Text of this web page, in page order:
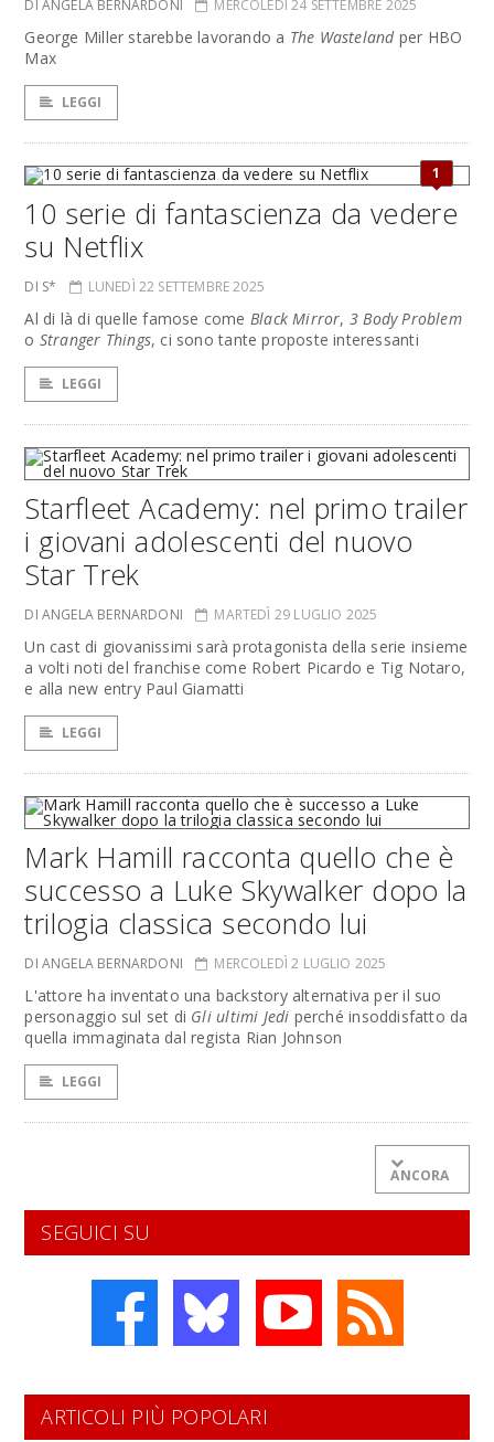
DI ANGELA BERNARDONI MERCOLEDÌ 24 SETTEMBRE 2025
George Miller starebbe lavorando a The Wasteland per HBO
Max
LEGGI
1
10 serie di fantascienza da vedere
su Netflix
DI S* LUNEDÌ 22 SETTEMBRE 2025
Al di là di quelle famose come Black Mirror, 3 Body Problem
o Stranger Things, ci sono tante proposte interessanti
LEGGI
Starfleet Academy: nel primo trailer
i giovani adolescenti del nuovo
Star Trek
DI ANGELA BERNARDONI MARTEDÌ 29 LUGLIO 2025
Un cast di giovanissimi sarà protagonista della serie insieme
a volti noti del franchise come Robert Picardo e Tig Notaro,
e alla new entry Paul Giamatti
LEGGI
Mark Hamill racconta quello che è
successo a Luke Skywalker dopo la
trilogia classica secondo lui
DI ANGELA BERNARDONI MERCOLEDÌ 2 LUGLIO 2025
L'attore ha inventato una backstory alternativa per il suo
personaggio sul set di Gli ultimi Jedi perché insoddisfatto da
quella immaginata dal regista Rian Johnson
LEGGI
ANCORA
SEGUICI SU
ARTICOLI PIÙ POPOLARI